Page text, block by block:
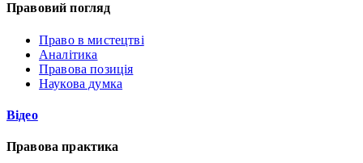
Правовий погляд
Право в мистецтві
Аналітика
Правова позиція
Наукова думка
Відео
Правова практика